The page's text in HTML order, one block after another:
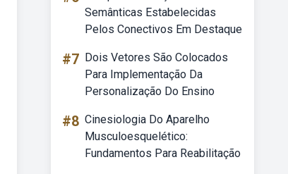
Semânticas Estabelecidas
Pelos Conectivos Em Destaque
#7 Dois Vetores São Colocados
Para Implementação Da
Personalização Do Ensino
#8 Cinesiologia Do Aparelho
Musculoesquelético:
Fundamentos Para Reabilitação